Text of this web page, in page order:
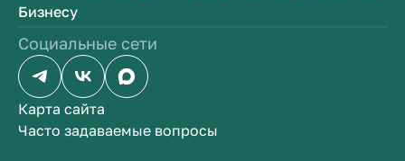
Бизнесу
Социальные сети
Карта сайта
Часто задаваемые вопросы